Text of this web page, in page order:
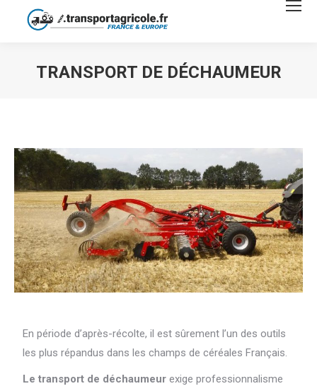
TRANSPORT DE DÉCHAUMEUR
En période d’après-récolte, il est sûrement l’un des outils
les plus répandus dans les champs de céréales Français.
Le transport de déchaumeur exige professionnalisme